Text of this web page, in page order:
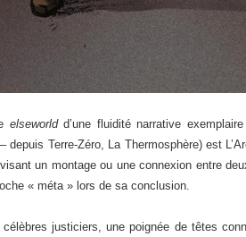
elseworldd’une fluidité narrative
depuis Terre-Zéro, La Thermosphère) est
un montage ou une connexion entre
« méta » lors de sa conclusion.
justiciers, une poignée de têtes